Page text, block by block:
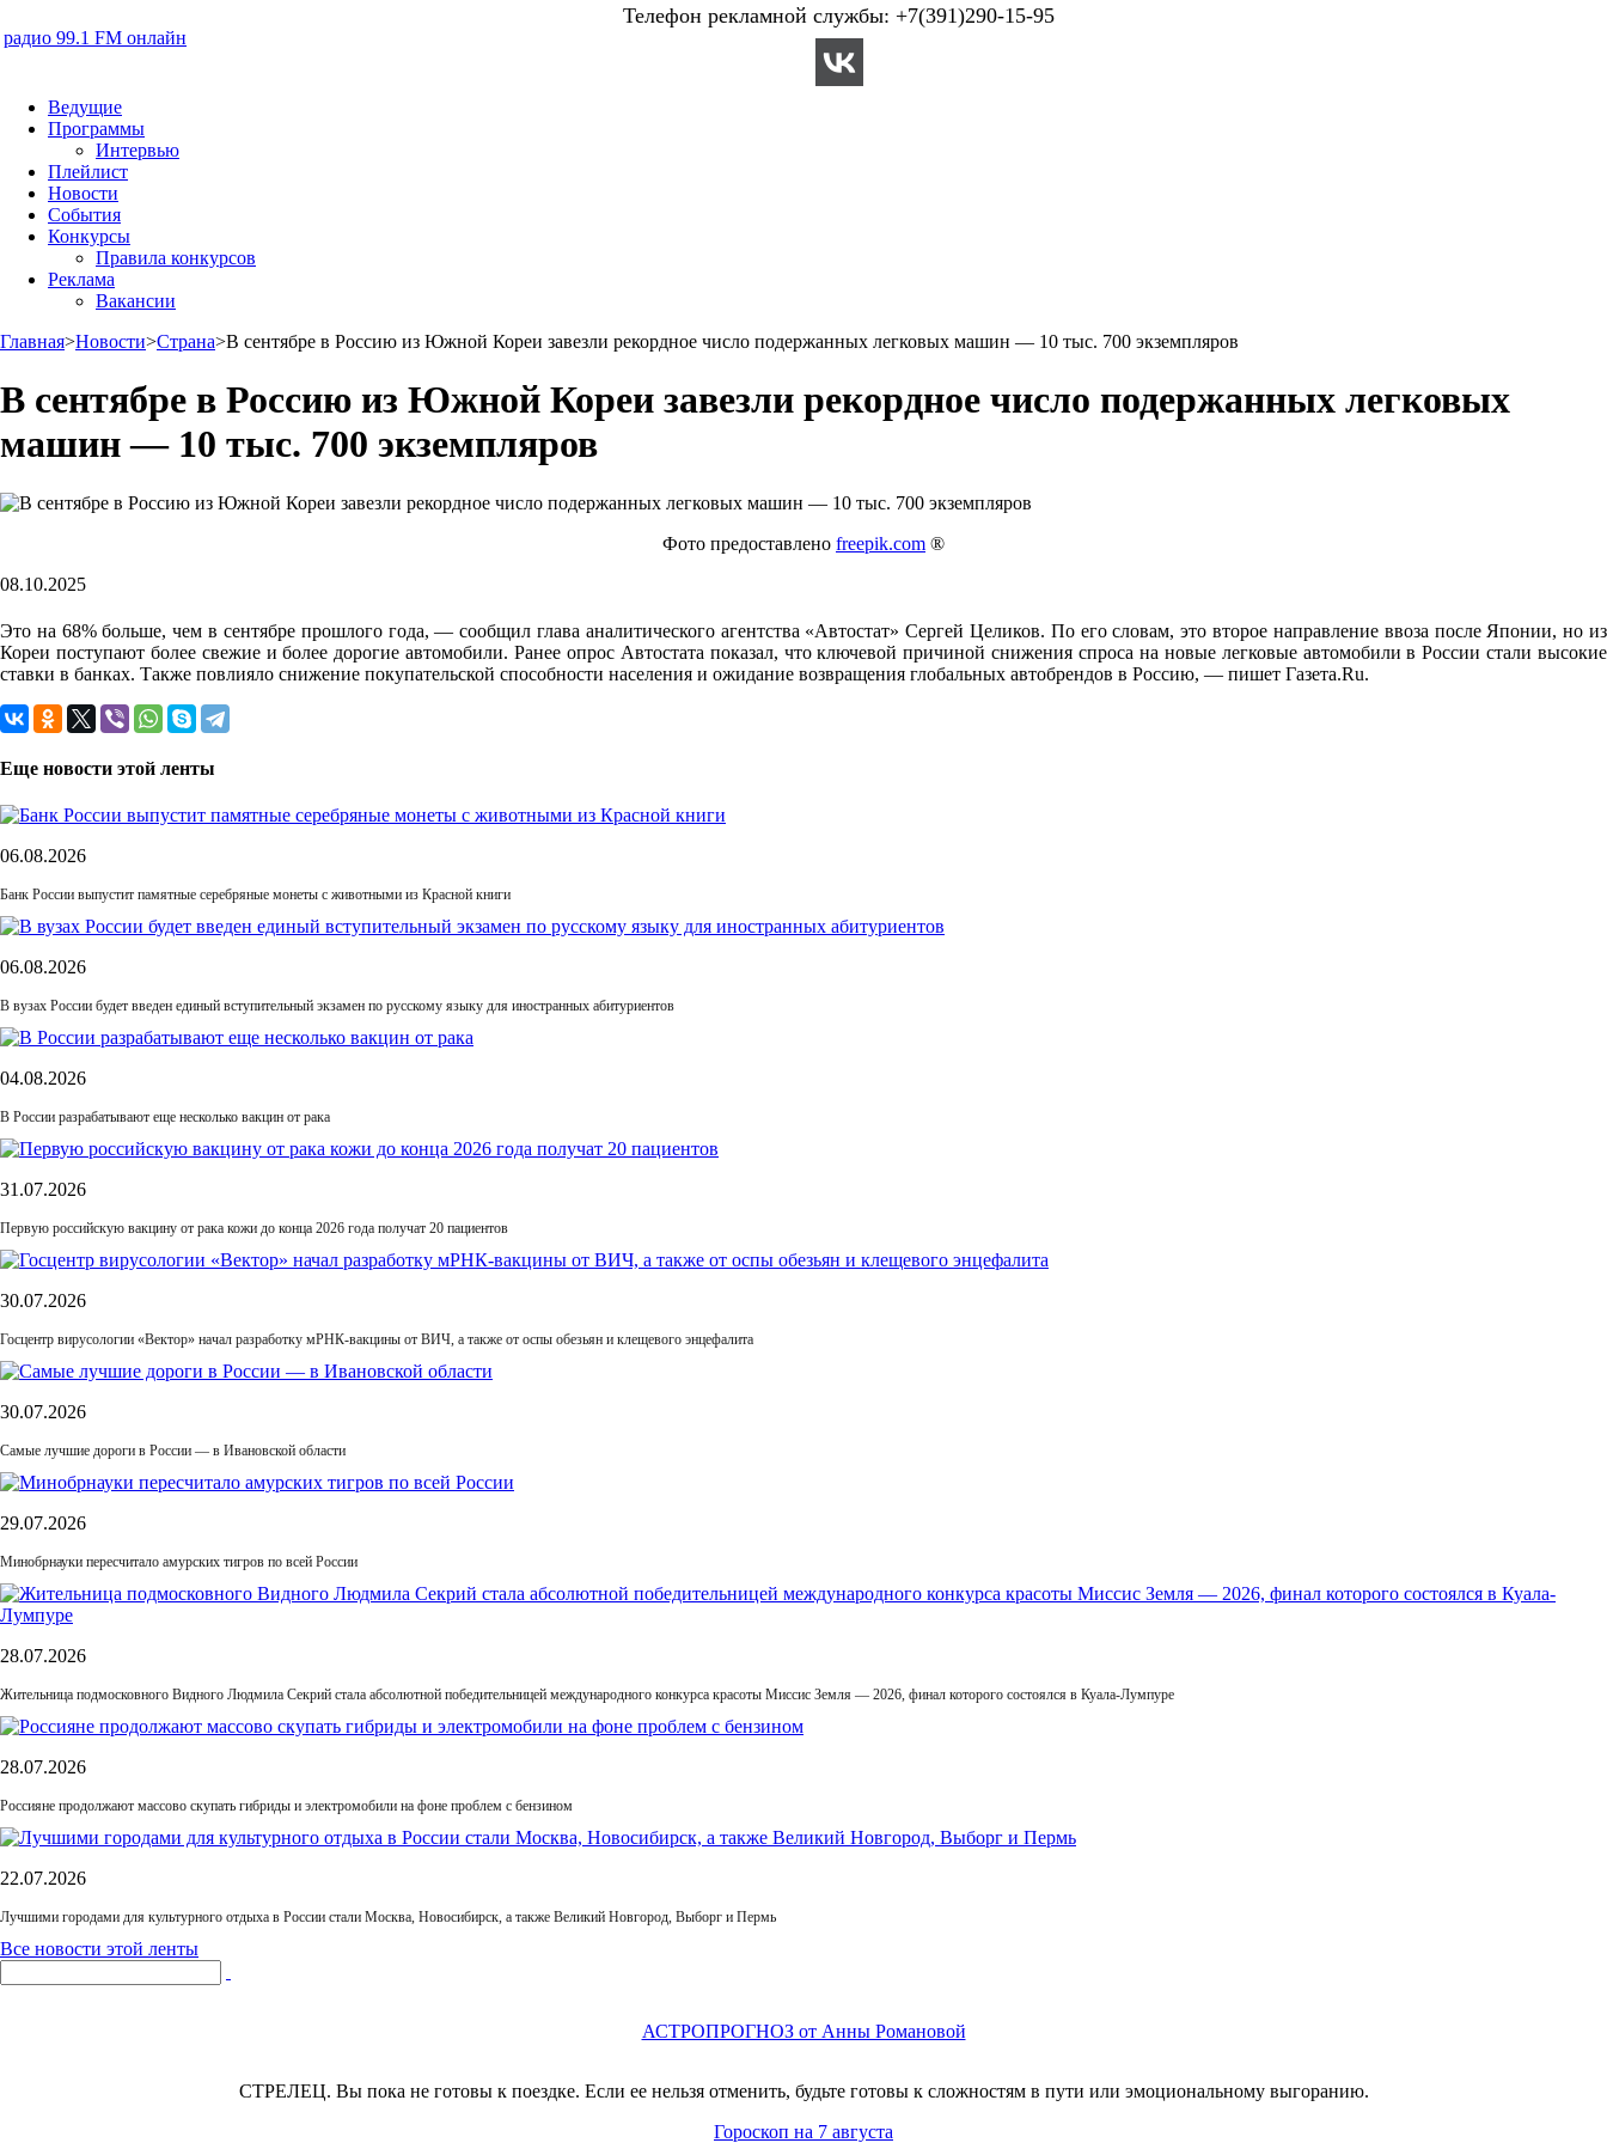
радио 99.1 FM онлайн
Телефон рекламной службы: +7(391)290-15-95
Ведущие
Программы
Интервью
Плейлист
Новости
События
Конкурсы
Правила конкурсов
Реклама
Вакансии
Главная>Новости>Страна>В сентябре в Россию из Южной Кореи завезли рекордное число подержанных легковых машин — 10 тыс. 700 экземпляров
В сентябре в Россию из Южной Кореи завезли рекордное число подержанных легковых
машин — 10 тыс. 700 экземпляров
Фото предоставлено freepik.com ®
08.10.2025
Это на 68% больше, чем в сентябре прошлого года, — сообщил глава аналитического агентства «Автостат» Сергей Целиков. По его словам, это второе направление ввоза после Японии, но из
Кореи поступают более свежие и более дорогие автомобили. Ранее опрос Автостата показал, что ключевой причиной снижения спроса на новые легковые автомобили в России стали высокие
ставки в банках. Также повлияло снижение покупательской способности населения и ожидание возвращения глобальных автобрендов в Россию, — пишет Газета.Ru.
Еще новости этой ленты
06.08.2026
Банк России выпустит памятные серебряные монеты с животными из Красной книги
06.08.2026
В вузах России будет введен единый вступительный экзамен по русскому языку для иностранных абитуриентов
04.08.2026
В России разрабатывают еще несколько вакцин от рака
31.07.2026
Первую российскую вакцину от рака кожи до конца 2026 года получат 20 пациентов
30.07.2026
Госцентр вирусологии «Вектор» начал разработку мРНК-вакцины от ВИЧ, а также от оспы обезьян и клещевого энцефалита
30.07.2026
Самые лучшие дороги в России — в Ивановской области
29.07.2026
Минобрнауки пересчитало амурских тигров по всей России
28.07.2026
Жительница подмосковного Видного Людмила Секрий стала абсолютной победительницей международного конкурса красоты Миссис Земля — 2026, финал которого состоялся в Куала-Лумпуре
28.07.2026
Россияне продолжают массово скупать гибриды и электромобили на фоне проблем с бензином
22.07.2026
Лучшими городами для культурного отдыха в России стали Москва, Новосибирск, а также Великий Новгород, Выборг и Пермь
Все новости этой ленты
АСТРОПРОГНОЗ от Анны Романовой
СТРЕЛЕЦ. Вы пока не готовы к поездке. Если ее нельзя отменить, будьте готовы к сложностям в пути или эмоциональному выгоранию.
Гороскоп на 7 августа